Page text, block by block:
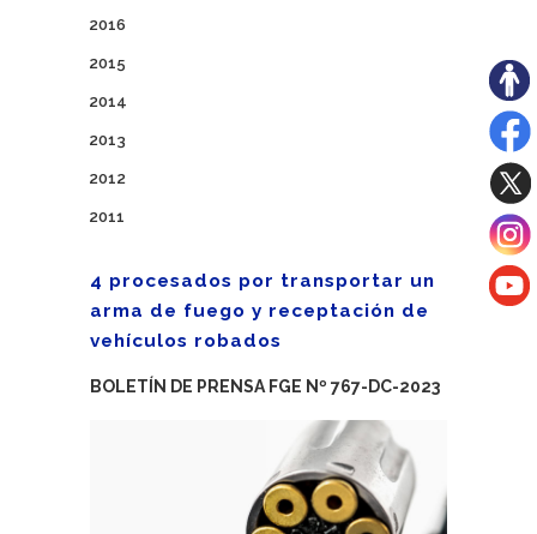
2016
2015
2014
2013
2012
2011
4 procesados por transportar un
arma de fuego y receptación de
vehículos robados
BOLETÍN DE PRENSA FGE Nº 767-DC-2023